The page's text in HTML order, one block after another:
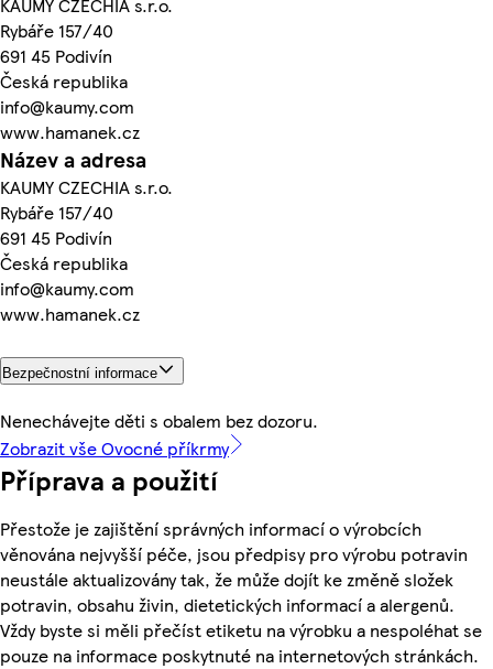
Rybáře 157/40
691 45 Podivín
Česká republika
info@kaumy.com
www.hamanek.cz
Název a adresa
KAUMY CZECHIA s.r.o.
Rybáře 157/40
691 45 Podivín
Česká republika
info@kaumy.com
www.hamanek.cz
Bezpečnostní informace
Nenechávejte děti s obalem bez dozoru.
Zobrazit vše Ovocné příkrmy
Příprava a použití
Přestože je zajištění správných informací o výrobcích
věnována nejvyšší péče, jsou předpisy pro výrobu potravin
neustále aktualizovány tak, že může dojít ke změně složek
potravin, obsahu živin, dietetických informací a alergenů.
Vždy byste si měli přečíst etiketu na výrobku a nespoléhat se
pouze na informace poskytnuté na internetových stránkách.